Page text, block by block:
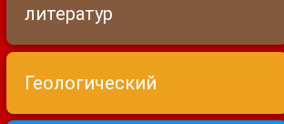
литератур
Геологический